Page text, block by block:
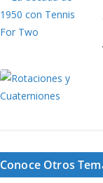
Conoce Otros